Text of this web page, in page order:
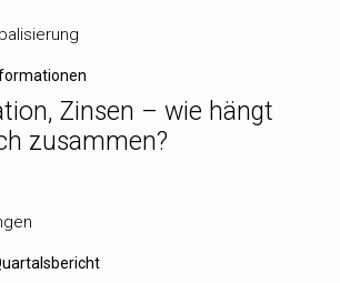
Zinsen – wie hängt
zusammen?